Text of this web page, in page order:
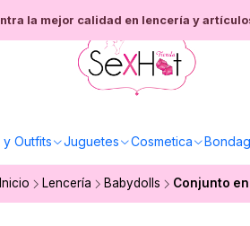
Outfits Juguetes Cosmetica
la mejor calidad en lencería y
Inicio Lencería Babydolls Conjunto